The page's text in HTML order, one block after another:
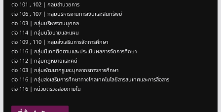
ต่อ 101 , 102 | กลุ่มอำนวยการ
ต่อ 106 , 107 | กลุ่มบริหารงานการเงินและสินทรัพย์
ต่อ 103 | กลุ่มบริหารงานบุคคล
ต่อ 114 | กลุ่มนโยบายและแผน
ต่อ 109 , 110 | กลุ่มส่งเสริมการจัดการศึกษา
ต่อ 116 | กลุ่มนิเทศติดตามและประเมินผลการจัดการศึกษา
ต่อ 112 | กลุ่มกฎหมายและคดี
ต่อ 103 | กลุ่มพัฒนาครูและบุคลากรทางการศึกษา
ต่อ 116 | กลุ่มส่งเสริมการศึกษาทางไกลเทคโนโลยีสารสนเทศและการสื่อสาร
ต่อ 116 | หน่วยตรวจสอบภายใน